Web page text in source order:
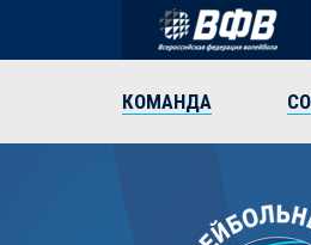
КОМАНДА